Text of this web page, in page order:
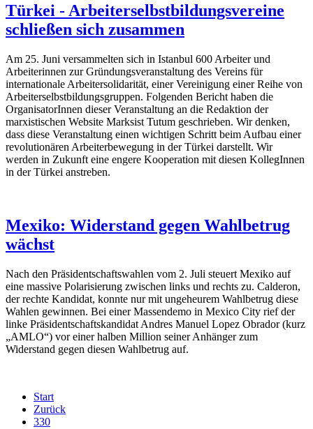
Türkei - Arbeiterselbstbildungsvereine
schließen sich zusammen
Am 25. Juni versammelten sich in Istanbul 600 Arbeiter und
Arbeiterinnen zur Gründungsveranstaltung des Vereins für
internationale Arbeitersolidarität, einer Vereinigung einer Reihe von
Arbeiterselbstbildungsgruppen. Folgenden Bericht haben die
OrganisatorInnen dieser Veranstaltung an die Redaktion der
marxistischen Website Marksist Tutum geschrieben. Wir denken,
dass diese Veranstaltung einen wichtigen Schritt beim Aufbau einer
revolutionären Arbeiterbewegung in der Türkei darstellt. Wir
werden in Zukunft eine engere Kooperation mit diesen KollegInnen
in der Türkei anstreben.
Mexiko: Widerstand gegen Wahlbetrug
wächst
Nach den Präsidentschaftswahlen vom 2. Juli steuert Mexiko auf
eine massive Polarisierung zwischen links und rechts zu. Calderon,
der rechte Kandidat, konnte nur mit ungeheurem Wahlbetrug diese
Wahlen gewinnen. Bei einer Massendemo in Mexico City rief der
linke Präsidentschaftskandidat Andres Manuel Lopez Obrador (kurz
„AMLO“) vor einer halben Million seiner Anhänger zum
Widerstand gegen diesen Wahlbetrug auf.
Start
Zurück
330